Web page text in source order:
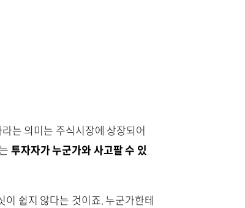
는 의미는 주식시장에 상장되어
투자자가 누군가와 사고팔 수 있
쉽지 않다는 것이죠. 누군가한테